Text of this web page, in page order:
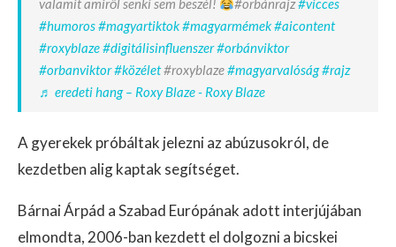
valamit amiről senki sem beszél!
#orbánrajz#vicces
#humoros#magyartiktok#magyarmémek#aicontent
#roxyblaze#digitálisinfluenszer#orbánviktor
#orbanviktor#közélet#roxyblaze#magyarvalóság#rajz
♬ eredeti hang – Roxy Blaze - Roxy Blaze
A gyerekek próbáltak jelezni az abúzusokról, de
kezdetben alig kaptak segítséget.
Bárnai Árpád a Szabad Európának adott interjújában
elmondta, 2006-ban kezdett el dolgozni a bicskei